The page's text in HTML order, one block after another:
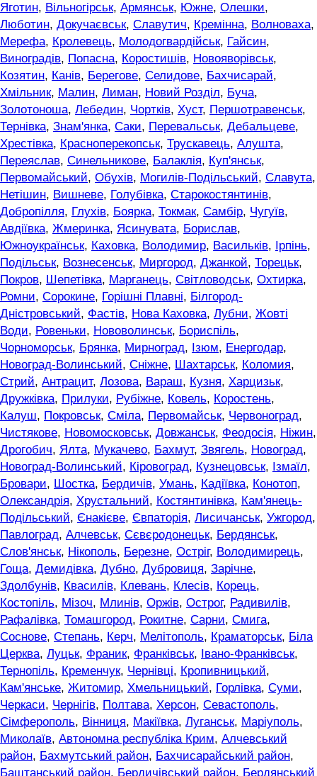
Яготин, Вільногірськ, Армянськ, Южне, Олешки,
Люботин, Докучаєвськ, Славутич, Кремінна, Волноваха,
Мерефа, Кролевець, Молодогвардійськ, Гайсин,
Виноградів, Попасна, Коростишів, Новояворівськ,
Козятин, Канів, Берегове, Селидове, Бахчисарай,
Хмільник, Малин, Лиман, Новий Розділ, Буча,
Золотоноша, Лебедин, Чортків, Хуст, Першотравенськ,
Тернівка, Знам'янка, Саки, Перевальськ, Дебальцеве,
Хрестівка, Красноперекопськ, Трускавець, Алушта,
Переяслав, Синельникове, Балаклія, Куп'янськ,
Первомайський, Обухів, Могилів-Подільський, Славута,
Нетішин, Вишневе, Голубівка, Старокостянтинів,
Добропілля, Глухів, Боярка, Токмак, Самбір, Чугуїв,
Авдіївка, Жмеринка, Ясинувата, Борислав,
Южноукраїнськ, Каховка, Володимир, Васильків, Ірпінь,
Подільськ, Вознесенськ, Миргород, Джанкой, Торецьк,
Покров, Шепетівка, Марганець, Світловодськ, Охтирка,
Ромни, Сорокине, Горішні Плавні, Білгород-
Дністровський, Фастів, Нова Каховка, Лубни, Жовті
Води, Ровеньки, Нововолинськ, Бориспіль,
Чорноморськ, Брянка, Мирноград, Ізюм, Енергодар,
Новоград-Волинський, Сніжне, Шахтарськ, Коломия,
Стрий, Антрацит, Лозова, Вараш, Кузня, Харцизьк,
Дружківка, Прилуки, Рубіжне, Ковель, Коростень,
Калуш, Покровськ, Сміла, Первомайськ, Червоноград,
Чистякове, Новомосковськ, Довжанськ, Феодосія, Ніжин,
Дрогобич, Ялта, Мукачево, Бахмут, Звягель, Новоград,
Новоград-Волинський, Кіровоград, Кузнецовськ, Ізмаїл,
Бровари, Шостка, Бердичів, Умань, Кадіївка, Конотоп,
Олександрія, Хрустальний, Костянтинівка, Кам'янець-
Подільський, Єнакієве, Євпаторія, Лисичанськ, Ужгород,
Павлоград, Алчевськ, Сєвєродонецьк, Бердянськ,
Слов'янськ, Нікополь, Березне, Остріг, Володимирець,
Гоща, Демидівка, Дубно, Дубровиця, Зарічне,
Здолбунів, Квасилів, Клевань, Клесів, Корець,
Костопіль, Мізоч, Млинів, Оржів, Острог, Радивилів,
Рафалівка, Томашгород, Рокитне, Сарни, Смига,
Соснове, Степань, Керч, Мелітополь, Краматорськ, Біла
Церква, Луцьк, Франик, Франківськ, Івано-Франківськ,
Тернопіль, Кременчук, Чернівці, Кропивницький,
Кам'янське, Житомир, Хмельницький, Горлівка, Суми,
Черкаси, Чернігів, Полтава, Херсон, Севастополь,
Сімферополь, Вінниця, Макіївка, Луганськ, Маріуполь,
Миколаїв, Автономна республіка Крим, Алчевський
район, Бахмутський район, Бахчисарайський район,
Баштанський район, Бердичівський район, Бердянський